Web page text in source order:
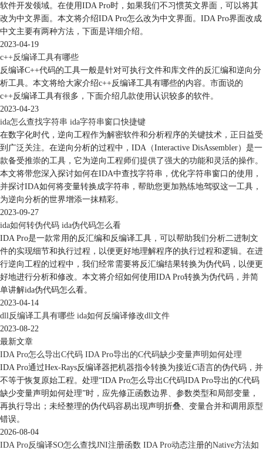
软件开发领域。在使用IDA Pro时，如果我们不习惯英文界面，可以将其
改为中文界面。本文将介绍IDA Pro怎么改为中文界面。IDA Pro界面改成
中文主要有两种方法，下面是详细介绍。
2023-04-19
c++反编译工具有哪些
反编译C++代码的工具一般是针对可执行文件和库文件的反汇编和逆向分
析工具。本文将给大家介绍c++反编译工具有哪些的内容。市面说的
c++反编译工具有很多，下面介绍几款使用认识较多的软件。
2023-04-23
ida怎么查找字符串 ida字符串窗口快捷键
在数字化时代，逆向工程作为解密软件和分析程序的关键技术，正日益受
到广泛关注。在逆向分析的过程中，IDA（Interactive DisAssembler）是一
款备受推崇的工具，它为逆向工程师们提供了强大的功能和灵活的操作。
本文将带您深入探讨如何在IDA中查找字符串，优化字符串窗口的使用，
并探讨IDA如何将变量转换成字符串，帮助您更加熟练地驾驭这一工具，
为逆向分析的世界增添一抹精彩。
2023-09-27
ida如何转伪代码 ida伪代码怎么看
IDA Pro是一款常用的反汇编和反编译工具，可以帮助我们分析二进制文
件的实现细节和执行过程，以便更好地理解程序的执行过程和逻辑。在进
行逆向工程的过程中，我们经常需要将反汇编结果转换为伪代码，以便更
好地进行分析和修改。本文将介绍如何使用IDA Pro转换为伪代码，并简
单讲解ida伪代码怎么看。
2023-04-14
dll反编译工具有哪些 ida如何反编译修改dll文件
2023-08-22
最新文章
IDA Pro怎么导出C代码 IDA Pro导出的C代码缺少变量声明如何处理
IDA Pro通过Hex-Rays反编译器把机器指令转换为接近C语言的伪代码，并
不等于恢复原始工程。处理“IDA Pro怎么导出C代码IDA Pro导出的C代码
缺少变量声明如何处理”时，应先修正函数边界、参数类型和局部变量，
再执行导出；未经整理的伪代码容易出现声明折叠、变量合并和调用原型
错误。
2026-08-04
IDA Pro反编译SO怎么查找JNI注册函数 IDA Pro动态注册的Native方法如